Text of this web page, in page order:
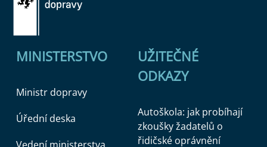
MINISTERSTVO
Ministr dopravy
Úřední deska
UŽITEČNÉ
ODKAZY
Autoškola: jak probíhají
zkoušky žadatelů o
řidičské oprávnění